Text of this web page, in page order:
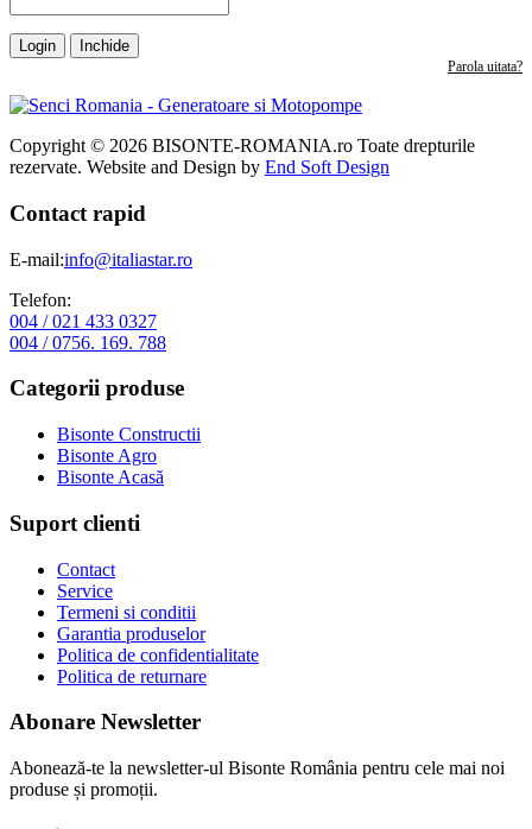
Login Inchide
Parola uitata?
Copyright © 2026 BISONTE-ROMANIA.ro Toate drepturile
rezervate. Website and Design by End Soft Design
Contact rapid
E-mail:info@italiastar.ro
Telefon:
004 / 021 433 0327
004 / 0756. 169. 788
Categorii produse
Bisonte Constructii
Bisonte Agro
Bisonte Acasă
Suport clienti
Contact
Service
Termeni si conditii
Garantia produselor
Politica de confidentialitate
Politica de returnare
Abonare Newsletter
Abonează-te la newsletter-ul Bisonte România pentru cele mai noi
produse și promoții.